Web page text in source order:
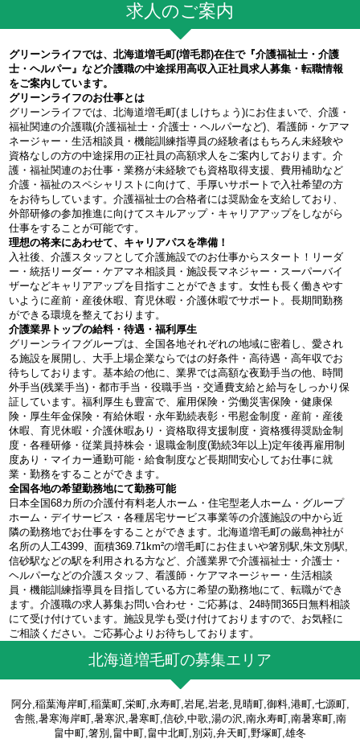
求人のご案内
グリーンライフでは、北海道増毛町(増毛郡)在住で『介護福祉士・介護
士・ヘルパー』など介護職の中途採用高収入正社員求人募集・転職情報
をご案内しています。
グリーンライフのお仕事とは
グリーンライフでは、北海道増毛町(ましけちょう)にお住まいで、介護・
福祉関連の介護職(介護福祉士・介護士・ヘルパーなど)、看護師・ケアマ
ネージャー・生活相談員・機能訓練指導員の経験者はもちろん未経験や
資格なしの方の中途採用の正社員の高額求人をご案内しております。介
護・福祉関連のお仕事・業務が未経験でも資格取得支援、費用補助など
介護・福祉のスペシャリストに向けて、手厚いサポートで入社希望の方
をお待ちしています。介護福祉士の合格者には奨励金を支給しており、
外部研修の参加推進に向けてスキルアップ・キャリアアップをしながら
仕事をすることが可能です。
理想の将来にあわせて、キャリアパスを準備！
入社後、介護スタッフとして介護施設でのお仕事からスタート！リーダ
ー・統括リーダー・ケアマネ相談員・施設長マネジャー・スーパーバイ
ザーなどキャリアアップを目指すことができます。女性も長く働きやす
いように産前・産後休暇、育児休暇・介護休暇でサポート。長期間勤務
ができる環境を整えております。
介護業界トップの給料・待遇・福利厚生
グリーンライフグループは、全国各地それぞれの地域に密着し、愛され
る施設を展開し、大手上場企業ならではの好条件・高待遇・高年収でお
待ちしております。基本給の他に、業界では高額な夜勤手当の他、時間
外手当(残業手当)・都市手当・役職手当・交通費支給と給与をしっかり保
証しています。福利厚生も豊富で、雇用保険・労働災害保険・健康保
険・厚生年金保険・有給休暇・永年勤続表彰・弔慰金制度・産前・産後
休暇、育児休暇・介護休暇あり・資格取得支援制度・資格獲得奨励金制
度・各種研修・従業員持株会・退職金制度(勤続3年以上)定年後再雇用制
度あり・マイカー通勤可能・給食制度など長期間安心してお仕事に就
業・勤務をすることができます。
全国各地の希望勤務地にて勤務可能
日本全国68カ所の介護付有料老人ホーム・住宅型老人ホーム・グループ
ホーム・デイサービス・各種居宅サービス事業等の介護施設の中から近
隣の勤務地でお仕事をすることができます。北海道増毛町の厳島神社が
名所の人工4399、面積369.71km²の増毛町にお住まいや箸別駅,朱文別駅,
信砂駅などの駅を利用される方など、介護業界で介護福祉士・介護士・
ヘルパーなどの介護スタッフ、看護師・ケアマネージャー・生活相談
員・機能訓練指導員を目指している方に希望の勤務地にて、転職ができ
ます。介護職の求人募集お問い合わせ・ご応募は、24時間365日無料相談
にて受け付けています。施設見学も受け付けておりますので、お気軽に
ご相談ください。ご応募心よりお待ちしております。
北海道増毛町の募集エリア
阿分,稲葉海岸町,稲葉町,栄町,永寿町,岩尾,岩老,見晴町,御料,港町,七源町,
舎熊,暑寒海岸町,暑寒沢,暑寒町,信砂,中歌,湯の沢,南永寿町,南暑寒町,南
畠中町,箸別,畠中町,畠中北町,別苅,弁天町,野塚町,雄冬